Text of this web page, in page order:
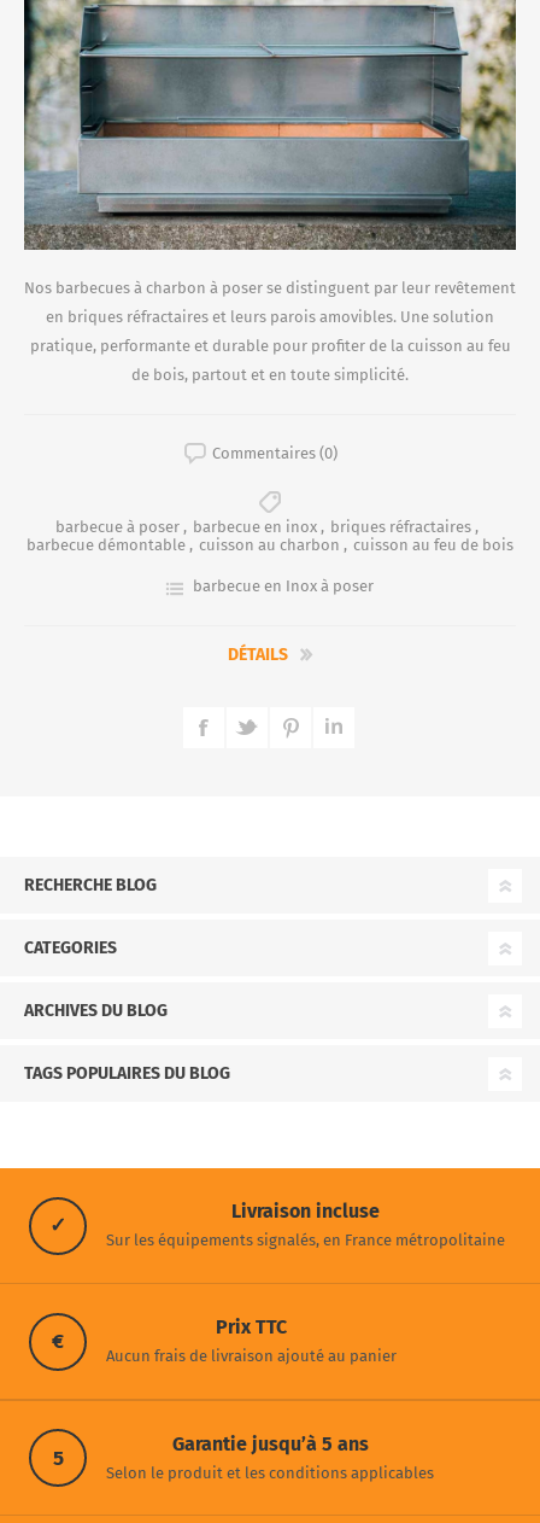
Nos barbecues à charbon à poser se distinguent par leur revêtement
en briques réfractaires et leurs parois amovibles. Une solution
pratique, performante et durable pour profiter de la cuisson au feu
de bois, partout et en toute simplicité.
Commentaires (0)
barbecue à poser , barbecue en inox , briques réfractaires ,
barbecue démontable , cuisson au charbon , cuisson au feu de bois
barbecue en Inox à poser
DÉTAILS
RECHERCHE BLOG
CATEGORIES
ARCHIVES DU BLOG
TAGS POPULAIRES DU BLOG
✓
Livraison incluse
Sur les équipements signalés, en France métropolitaine
€
Prix TTC
Aucun frais de livraison ajouté au panier
5
Garantie jusqu’à 5 ans
Selon le produit et les conditions applicables